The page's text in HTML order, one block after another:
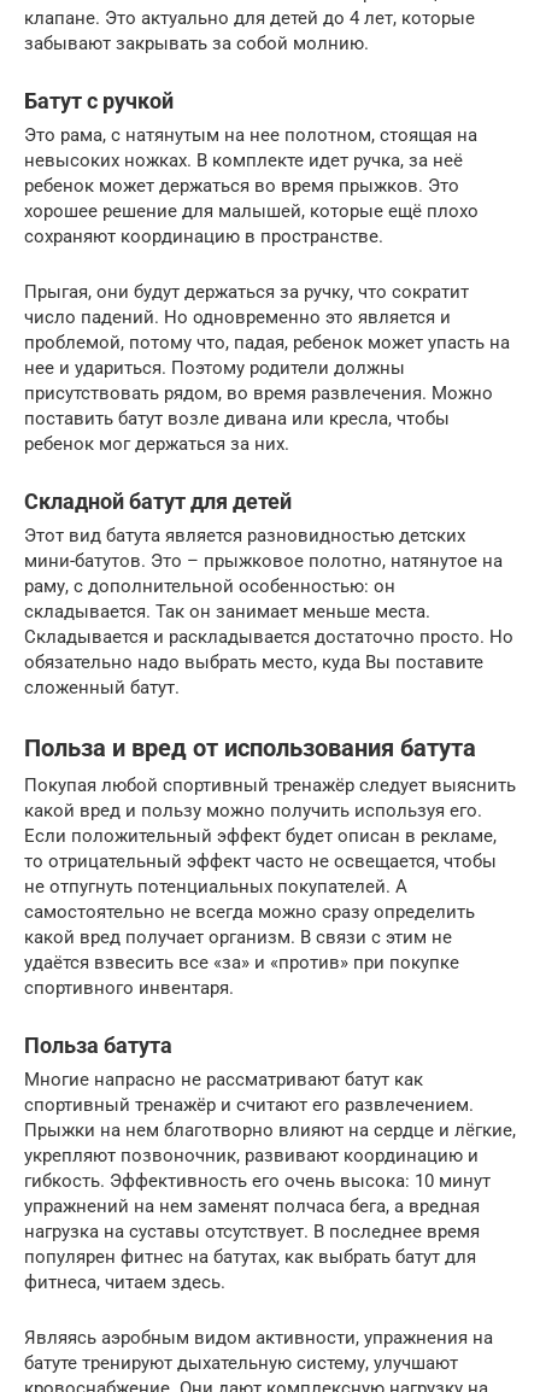
клапане. Это актуально для детей до 4 лет, которые
забывают закрывать за собой молнию.
Батут с ручкой
Это рама, с натянутым на нее полотном, стоящая на
невысоких ножках. В комплекте идет ручка, за неё
ребенок может держаться во время прыжков. Это
хорошее решение для малышей, которые ещё плохо
сохраняют координацию в пространстве.
Прыгая, они будут держаться за ручку, что сократит
число падений. Но одновременно это является и
проблемой, потому что, падая, ребенок может упасть на
нее и удариться. Поэтому родители должны
присутствовать рядом, во время развлечения. Можно
поставить батут возле дивана или кресла, чтобы
ребенок мог держаться за них.
Складной батут для детей
Этот вид батута является разновидностью детских
мини-батутов. Это – прыжковое полотно, натянутое на
раму, с дополнительной особенностью: он
складывается. Так он занимает меньше места.
Складывается и раскладывается достаточно просто. Но
обязательно надо выбрать место, куда Вы поставите
сложенный батут.
Польза и вред от использования батута
Покупая любой спортивный тренажёр следует выяснить
какой вред и пользу можно получить используя его.
Если положительный эффект будет описан в рекламе,
то отрицательный эффект часто не освещается, чтобы
не отпугнуть потенциальных покупателей. А
самостоятельно не всегда можно сразу определить
какой вред получает организм. В связи с этим не
удаётся взвесить все «за» и «против» при покупке
спортивного инвентаря.
Польза батута
Многие напрасно не рассматривают батут как
спортивный тренажёр и считают его развлечением.
Прыжки на нем благотворно влияют на сердце и лёгкие,
укрепляют позвоночник, развивают координацию и
гибкость. Эффективность его очень высока: 10 минут
упражнений на нем заменят полчаса бега, а вредная
нагрузка на суставы отсутствует. В последнее время
популярен фитнес на батутах, как выбрать батут для
фитнеса, читаем здесь.
Являясь аэробным видом активности, упражнения на
батуте тренируют дыхательную систему, улучшают